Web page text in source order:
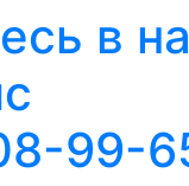
в
99-